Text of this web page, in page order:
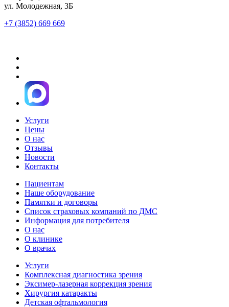
ул. Молодежная, 3Б
+7 (3852) 669 669
Услуги
Цены
О нас
Отзывы
Новости
Контакты
Пациентам
Наше оборудование
Памятки и договоры
Список страховых компаний по ДМС
Информация для потребителя
О нас
О клинике
О врачах
Услуги
Комплексная диагностика зрения
Эксимер-лазерная коррекция зрения
Хирургия катаракты
Детская офтальмология